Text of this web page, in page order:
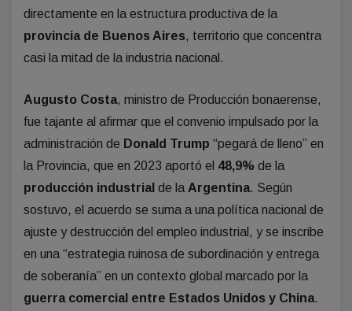
directamente en la estructura productiva de la
provincia de Buenos Aires, territorio que concentra
casi la mitad de la industria nacional.
Augusto Costa, ministro de Producción bonaerense,
fue tajante al afirmar que el convenio impulsado por la
administración de Donald Trump “pegará de lleno” en
la Provincia, que en 2023 aportó el 48,9% de la
producción industrial de la Argentina. Según
sostuvo, el acuerdo se suma a una política nacional de
ajuste y destrucción del empleo industrial, y se inscribe
en una “estrategia ruinosa de subordinación y entrega
de soberanía” en un contexto global marcado por la
guerra comercial entre Estados Unidos y China.